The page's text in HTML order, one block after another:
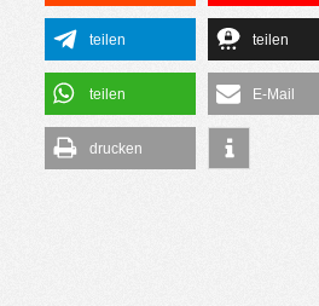
teilen teilen
teilen E-Mail
drucken